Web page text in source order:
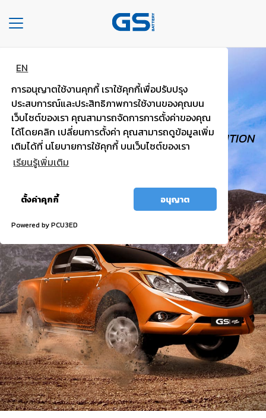
EN
การอนุญาตใช้งานคุกกี้ เราใช้คุกกี้เพื่อปรับปรุง
ประสบการณ์และประสิทธิภาพการใช้งานของคุณบน
เว็บไซต์ของเรา คุณสามารถจัดการการตั้งค่าของคุณ
ได้โดยคลิก เปลี่ยนการตั้งค่า คุณสามารถดูข้อมูลเพิ่ม
เติมได้ที่ นโยบายการใช้คุกกี้ บนเว็บไซต์ของเรา
เรียนรู้เพิ่มเติม
ตั้งค่าคุกกี้ อนุญาต
Powered by PCU3ED
Toggle
navigation
HOME
COMPANY
TYPE
OF
BATTERIES
OF
OUR
SERVICE
DEALERS
NEWS
CAREER
CONTACT
E-
BUSINESS
GS TOUGH
PICK UP, VAN
HIGH VOLTAGE, TRUST WORTHY, HIGH IGNITION
POWER.